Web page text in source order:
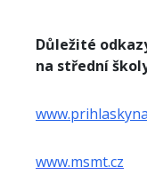
Důležité
na střední
www.msmt.cz